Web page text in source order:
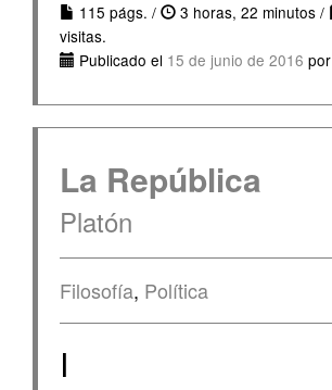
115 págs. /
3 horas, 22 minutos /
visitas.
Publicado el 15 de junio de 2016 por
La República
Platón
Filosofía, Política
I